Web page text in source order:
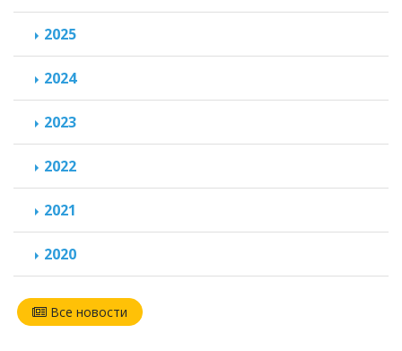
2025
2024
2023
2022
2021
2020
Все новости